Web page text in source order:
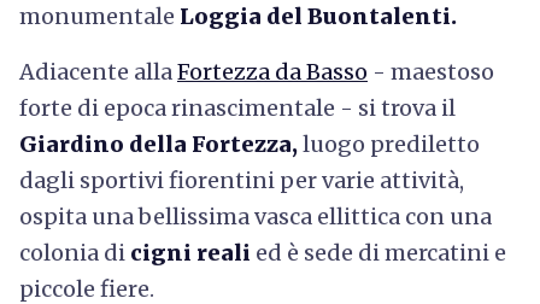
monumentale Loggia del Buontalenti.
Adiacente allaFortezza da Basso - maestoso
forte di epoca rinascimentale - si trova il
Giardino della Fortezza,luogo prediletto
dagli sportivi fiorentini per varie attività,
ospita una bellissima vasca ellittica con una
colonia di cigni reali ed è sede di mercatini e
piccole fiere.